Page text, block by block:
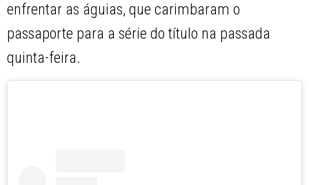
enfrentar as águias, que carimbaram o
passaporte para a série do título na passada
quinta-feira.